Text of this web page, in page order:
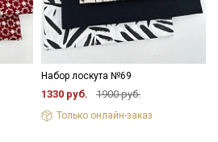
Набор лоскута №69
1330 руб. 1900 руб.
Только онлайн-заказ